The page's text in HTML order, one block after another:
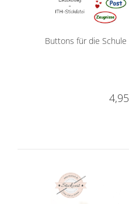
Buttons für die